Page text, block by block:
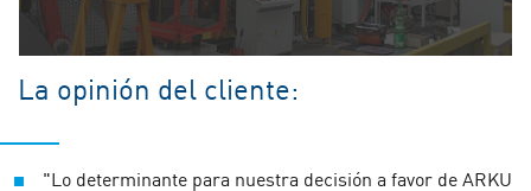
La opinión del cliente:
"Lo determinante para nuestra decisión a favor de ARKU